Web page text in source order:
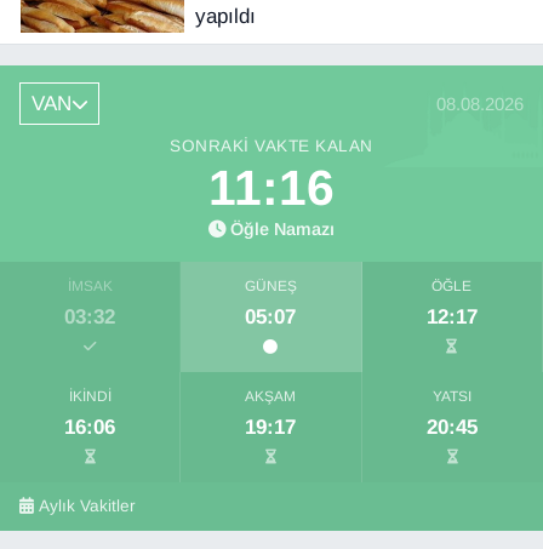
yapıldı
VAN 08.08.2026
SONRAKI VAKTE KALAN
11:16
Öğle Namazı
İMSAK
03:32
GÜNEŞ
05:07
ÖĞLE
12:17
İKINDI
16:06
AKŞAM
19:17
YATSI
20:45
Aylık Vakitler